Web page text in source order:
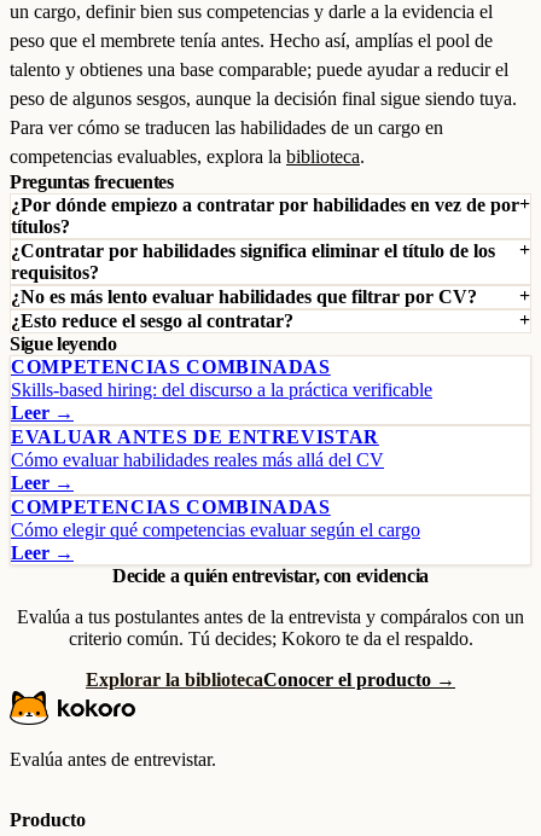
un cargo, definir bien sus competencias y darle a la evidencia el
peso que el membrete tenía antes. Hecho así, amplías el pool de
talento y obtienes una base comparable; puede ayudar a reducir el
peso de algunos sesgos, aunque la decisión final sigue siendo tuya.
Para ver cómo se traducen las habilidades de un cargo en
competencias evaluables, explora la biblioteca.
Preguntas frecuentes
¿Por dónde empiezo a contratar por habilidades en vez de por
títulos?
¿Contratar por habilidades significa eliminar el título de los
requisitos?
¿No es más lento evaluar habilidades que filtrar por CV?
¿Esto reduce el sesgo al contratar?
Sigue leyendo
COMPETENCIAS COMBINADAS
Skills-based hiring: del discurso a la práctica verificable
Leer →
EVALUAR ANTES DE ENTREVISTAR
Cómo evaluar habilidades reales más allá del CV
Leer →
COMPETENCIAS COMBINADAS
Cómo elegir qué competencias evaluar según el cargo
Leer →
Decide a quién entrevistar, con evidencia
Evalúa a tus postulantes antes de la entrevista y compáralos con un
criterio común. Tú decides; Kokoro te da el respaldo.
Explorar la bibliotecaConocer el producto →
Evalúa antes de entrevistar.
Producto